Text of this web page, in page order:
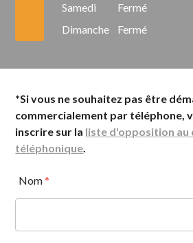
Samedi
Fermé
Dimanche
Fermé
*Si vous ne souhaitez pas être
commercialement par téléphone,
inscrire sur la liste d'opposition au
téléphonique.
Nom*